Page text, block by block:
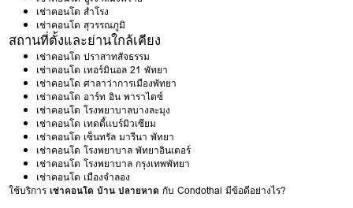
เช่าคอนโด สำโรง
เช่าคอนโด สุวรรณภูมิ
สถานที่ตั้งและย่านใกล้เคียง
เช่าคอนโด ปราสาทสัจธรรม
เช่าคอนโด เทอร์มินอล 21 พัทยา
เช่าคอนโด ศาลาว่าการเมืองพัทยา
เช่าคอนโด อาร์ท อิน พาราไดซ์
เช่าคอนโด โรงพยาบาลบางละมุง
เช่าคอนโด เทดดี้เเบร์มิวเซียม
เช่าคอนโด เซ็นทรัล มารีนา พัทยา
เช่าคอนโด โรงพยาบาล พัทยาอินเตอร์
เช่าคอนโด โรงพยาบาล กรุงเทพพัทยา
เช่าคอนโด เมืองจำลอง
ใช้บริการเช่าคอนโด บ้าน ปลายหาด กับ Condothai มีข้อดีอย่างไร?